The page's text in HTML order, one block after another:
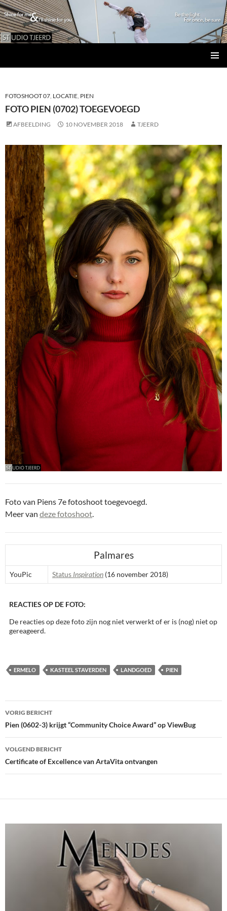
INHOUD
FOTOSHOOT 07, LOCATIE, PIEN
FOTO PIEN (0702) TOEGEVOEGD
AFBEELDING 10 NOVEMBER 2018 TJEERD
Foto van Piens 7e fotoshoot toegevoegd.
Meer van deze fotoshoot.
Palmares
YouPic Status Inspiration (16 november 2018)
REACTIES OP DE FOTO:
De reacties op deze foto zijn nog niet verwerkt of er is (nog) niet op
gereageerd.
ERMELO KASTEEL STAVERDEN LANDGOED PIEN
Bericht
navigatie
VORIG BERICHT
Pien (0602-3) krijgt “Community Choice Award” op ViewBug
VOLGEND BERICHT
Certificate of Excellence van ArtaVita ontvangen